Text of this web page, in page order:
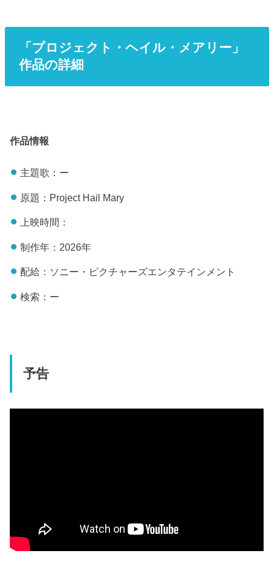
「プロジェクト・ヘイル・メアリー」
作品の詳細
作品情報
主題歌：ー
原題：Project Hail Mary
上映時間：
制作年：2026年
配給：ソニー・ピクチャーズエンタテインメント
検索：ー
予告